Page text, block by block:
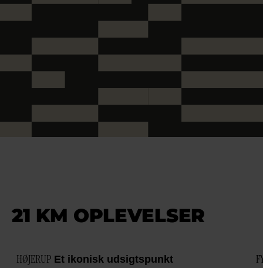
21 KM OPLEVELSER
HØJERUP Et ikonisk udsigtspunkt